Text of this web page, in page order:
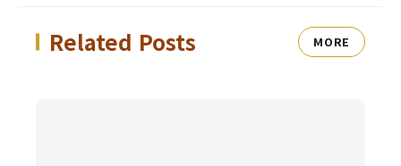
Related Posts MORE